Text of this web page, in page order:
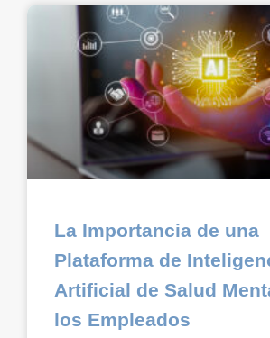
La Importancia de una
Plataforma de
Artificial de Salud
los Empleados